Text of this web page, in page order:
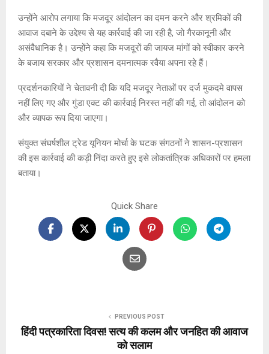
उन्होंने आरोप लगाया कि मजदूर आंदोलन का दमन करने और श्रमिकों की
आवाज दबाने के उद्देश्य से यह कार्रवाई की जा रही है, जो गैरकानूनी और
असंवैधानिक है। उन्होंने कहा कि मजदूरों की जायज मांगों को स्वीकार करने
के बजाय सरकार और प्रशासन दमनात्मक रवैया अपना रहे हैं।
प्रदर्शनकारियों ने चेतावनी दी कि यदि मजदूर नेताओं पर दर्ज मुकदमे वापस
नहीं लिए गए और गुंडा एक्ट की कार्रवाई निरस्त नहीं की गई, तो आंदोलन को
और व्यापक रूप दिया जाएगा।
संयुक्त संघर्षशील ट्रेड यूनियन मोर्चा के घटक संगठनों ने शासन-प्रशासन
की इस कार्रवाई की कड़ी निंदा करते हुए इसे लोकतांत्रिक अधिकारों पर हमला
बताया।
Quick Share
PREVIOUS POST
हिंदी पत्रकारिता दिवस! सत्य की कलम और जनहित की आवाज
को सलाम